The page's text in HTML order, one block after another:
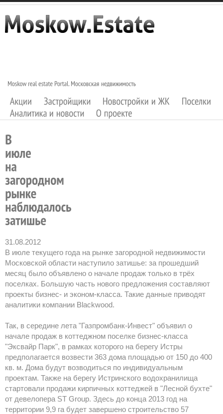
31.08.2012
В июле текущего года на рынке загородной недвижимости
Московской области наступило затишье: за прошедший
месяц было объявлено о начале продаж только в трёх
поселках. Большую часть нового предложения составляют
проекты бизнес- и эконом-класса. Такие данные приводят
аналитики компании Blackwood.
Так, в середине лета "Газпромбанк-Инвест" объявил о
начале продаж в коттеджном поселке бизнес-класса
"Эксвайр Парк", в рамках которого на берегу Истры
предполагается возвести 363 дома площадью от 150 до 400
кв. м. Дома будут возводиться по индивидуальным
проектам. Также на берегу Истринского водохранилища
стартовали продажи кирпичных коттеджей в "Лесной бухте"
от девелопера ST Group. Здесь до конца 2013 год на
территории 9,9 га будет завершено строительство 57